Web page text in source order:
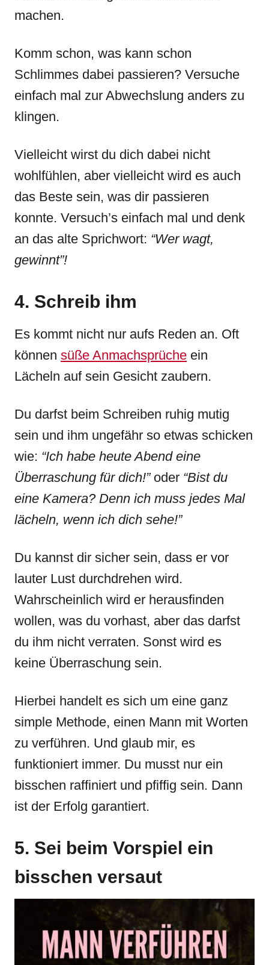
machen.
Komm schon, was kann schon
Schlimmes dabei passieren? Versuche
einfach mal zur Abwechslung anders zu
klingen.
Vielleicht wirst du dich dabei nicht
wohlfühlen, aber vielleicht wird es auch
das Beste sein, was dir passieren
konnte. Versuch’s einfach mal und denk
an das alte Sprichwort: “Wer wagt,
gewinnt”!
4. Schreib ihm
Es kommt nicht nur aufs Reden an. Oft
können süße Anmachsprüche ein
Lächeln auf sein Gesicht zaubern.
Du darfst beim Schreiben ruhig mutig
sein und ihm ungefähr so etwas schicken
wie: “Ich habe heute Abend eine
Überraschung für dich!” oder “Bist du
eine Kamera? Denn ich muss jedes Mal
lächeln, wenn ich dich sehe!”
Du kannst dir sicher sein, dass er vor
lauter Lust durchdrehen wird.
Wahrscheinlich wird er herausfinden
wollen, was du vorhast, aber das darfst
du ihm nicht verraten. Sonst wird es
keine Überraschung sein.
Hierbei handelt es sich um eine ganz
simple Methode, einen Mann mit Worten
zu verführen. Und glaub mir, es
funktioniert immer. Du musst nur ein
bisschen raffiniert und pfiffig sein. Dann
ist der Erfolg garantiert.
5. Sei beim Vorspiel ein
bisschen versaut